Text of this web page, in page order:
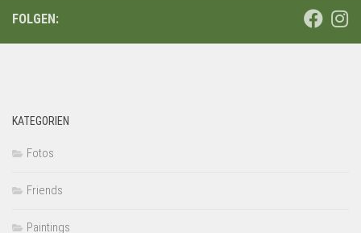
FOLGEN:
KATEGORIEN
Fotos
Friends
Paintings